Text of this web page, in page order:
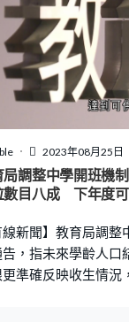
2023年08月25日
局調整中學開班機
數目八成 下年度
線新聞】教育局調
，指未來學齡人口
更準確反映收生情